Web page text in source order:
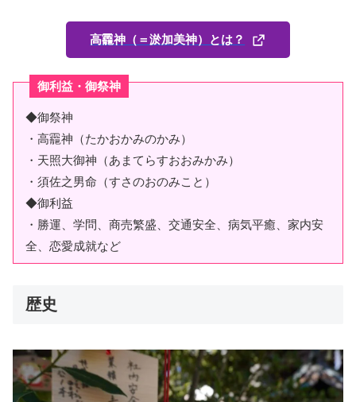
高龗神（＝淤加美神）とは？
御利益・御祭神
◆御祭神
・高龗神（たかおかみのかみ）
・天照大御神（あまてらすおおみかみ）
・須佐之男命（すさのおのみこと）
◆御利益
・勝運、学問、商売繁盛、交通安全、病気平癒、家内安
全、恋愛成就など
歴史